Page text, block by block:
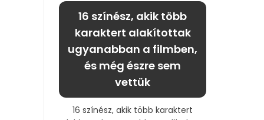
16 színész, akik több
karaktert alakítottak
ugyanabban a filmben,
és még észre sem
vettük
16 színész, akik több karaktert